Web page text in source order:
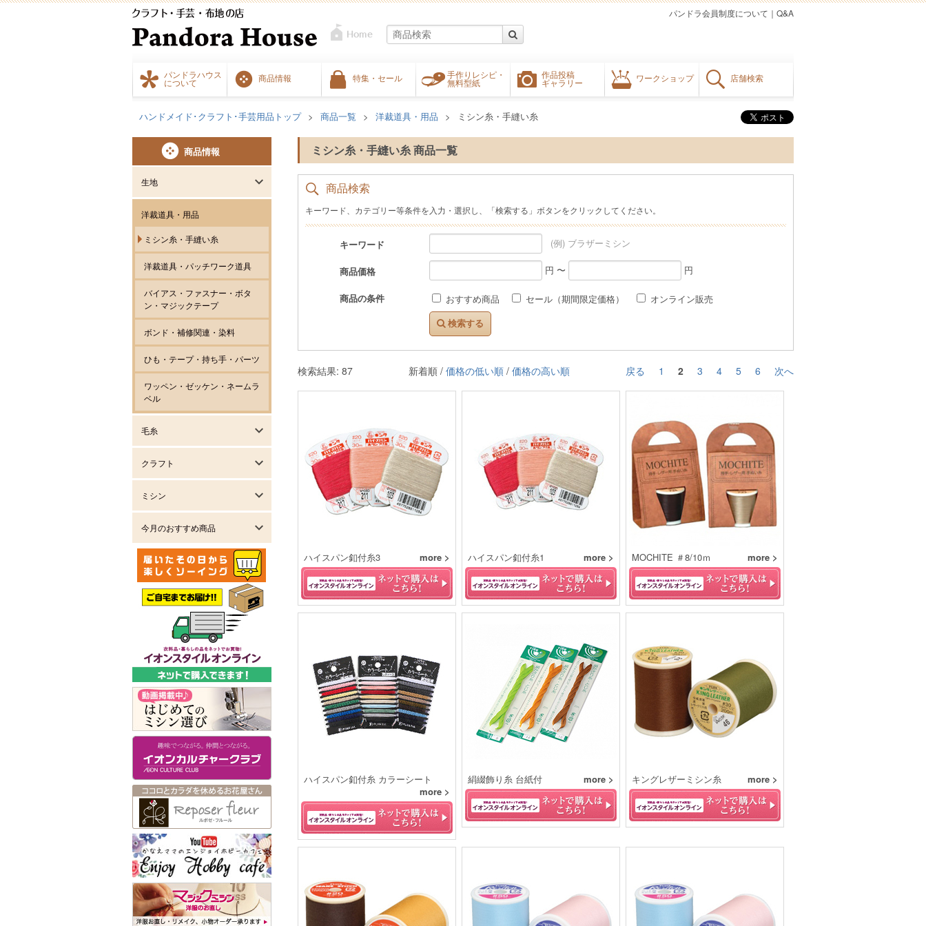
パンドラハウス
について
商品情報 特集・セール
手作りレシピ・
無料型紙
作品投稿
ギャラリー
ワークショップ 店舗検索
Q&A
｜
パンドラ会員制度について
ハンドメイド･クラフト･手芸用品トップ 商品一覧 洋裁道具・用品 ミシン糸・手縫い糸
ミシン糸・手縫い糸 商品一覧
商品検索
キーワード、カテゴリー等条件を入力・選択し、「検索する」ボタンをクリックしてください。
キーワード (例) ブラザーミシン
商品価格 円 〜 円
商品の条件 おすすめ商品 セール（期間限定価格） オンライン販売
検索する
検索結果: 87 戻る 1 2 3 4 5 6 次へ
新着順 / 価格の低い順 / 価格の高い順
ハイスパン釦付糸3 more > ハイスパン釦付糸1 more > MOCHITE ＃8/10ｍ more >
ハイスパン釦付糸 カラーシート
more >
絹綴飾り糸 台紙付 more > キングレザーミシン糸 more >
商品情報
生地
洋裁道具・用品
ミシン糸・手縫い糸
洋裁道具・パッチワーク道具
バイアス・ファスナー・ボタ
ン・マジックテープ
ボンド・補修関連・染料
ひも・テープ・持ち手・パーツ
ワッペン・ゼッケン・ネームラ
ベル
毛糸
クラフト
ミシン
今月のおすすめ商品